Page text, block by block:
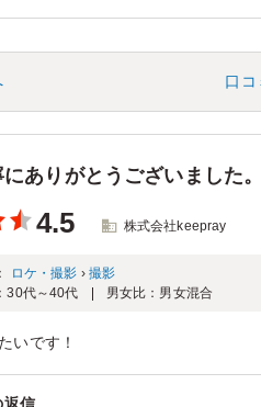
口コ
ありがとうございました。
4.5 株式会社keepray
ロケ・撮影 › 撮影
30代～40代 男女比： 男女混合
いです！